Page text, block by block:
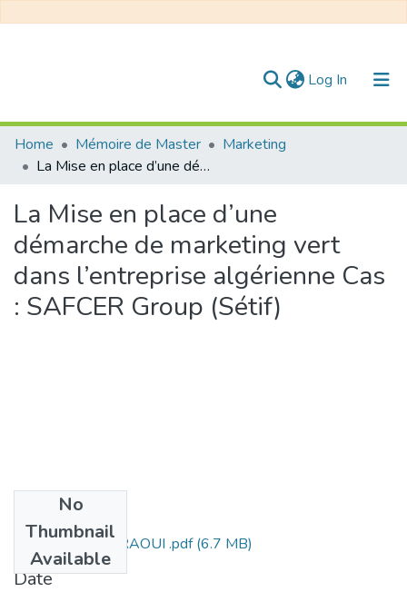
Log In (current)
Communities & Collections
All of DSpace
Statistics
Home Mémoire de Master
Marketing
La Mise en place d’une démarche de marketing vert dans l’entreprise algérienne Cas : SAFCER Group (Sétif)
La Mise en place d’une
démarche de marketing vert
dans l’entreprise algérienne Cas
: SAFCER Group (Sétif)
No
Thumbnail
Available
Meriem BENAMRAOUI .pdf(6.7 MB)
Date